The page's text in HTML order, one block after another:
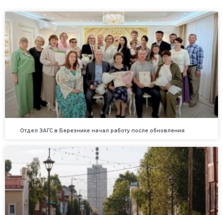
Отдел ЗАГС в Березнике начал работу после обновления